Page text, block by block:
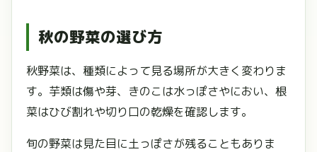
秋の野菜の選び方
秋野菜は、種類によって見る場所が大きく変わりま
す。芋類は傷や芽、きのこは水っぽさやにおい、根
菜はひび割れや切り口の乾燥を確認します。
旬の野菜は見た目に土っぽさが残ることもありま